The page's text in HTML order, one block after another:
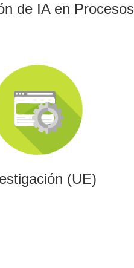
de IA en Procesos
(UE)
(UE)
de I+D+i alineados con
conectando innovación
con financiación estratégica.